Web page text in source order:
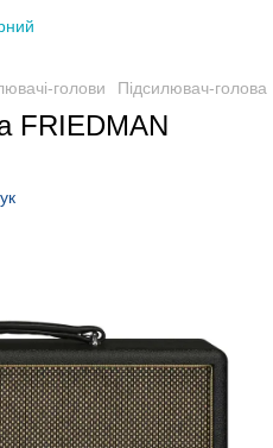
голови Підсилювач-
FRIEDMAN